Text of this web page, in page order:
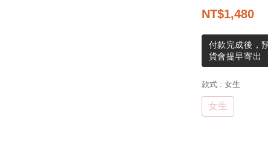
NT$1,480
付款完成後，
貨會提早寄出
款式 : 女生
女生